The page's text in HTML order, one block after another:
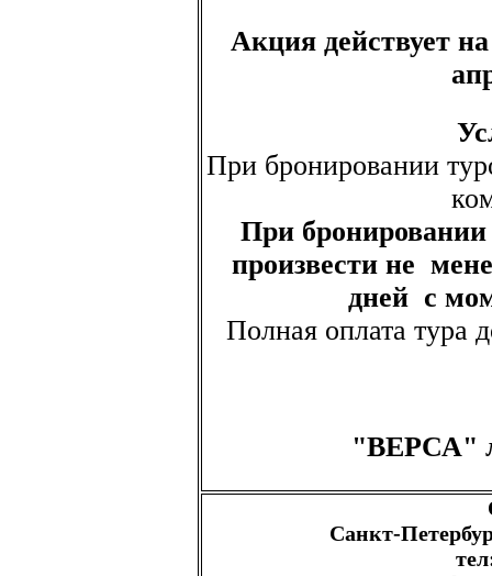
Акция действует
При бронировании
При
произвести не
дней с
Полная оплата тура
"ВЕРСА"
Санкт-